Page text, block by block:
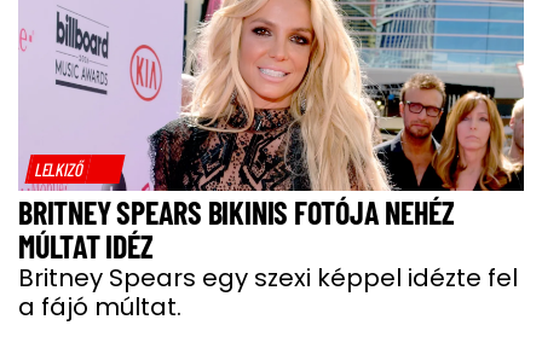
LELKIZŐ
BRITNEY SPEARS BIKINIS FOTÓJA NEHÉZ
MÚLTAT IDÉZ
Britney Spears egy szexi képpel idézte fel
a fájó múltat.